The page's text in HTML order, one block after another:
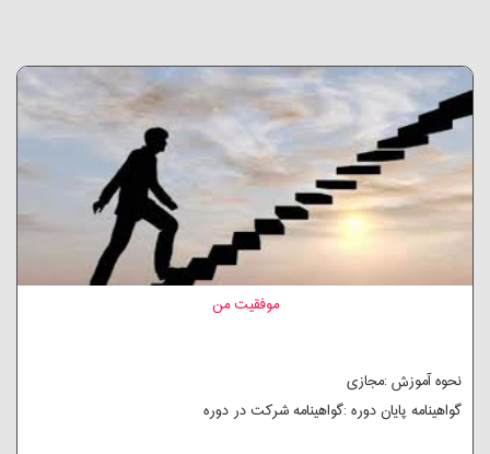
موفقیت من
نحوه آموزش :مجازی
گواهینامه پایان دوره :گواهینامه شرکت در دوره